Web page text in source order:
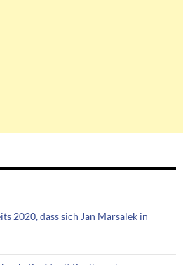
2020, dass sich Jan Marsalek in